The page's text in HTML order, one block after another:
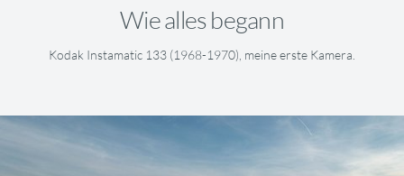
Wie alles begann
Kodak Instamatic 133 (1968-1970), meine erste Kamera.